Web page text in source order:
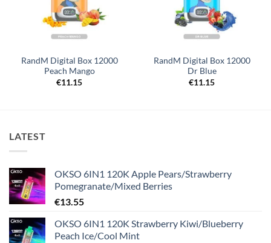
RandM Digital Box 12000
Peach Mango
€11.15
RandM Digital Box 12000
Dr Blue
€11.15
LATEST
OKSO 6IN1 120K Apple Pears/Strawberry
Pomegranate/Mixed Berries
€13.55
OKSO 6IN1 120K Strawberry Kiwi/Blueberry
Peach Ice/Cool Mint